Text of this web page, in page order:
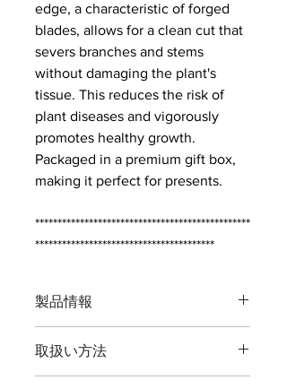
edge, a characteristic of forged
blades, allows for a clean cut that
severs branches and stems
without damaging the plant's
tissue. This reduces the risk of
plant diseases and vigorously
promotes healthy growth.
Packaged in a premium gift box,
making it perfect for presents.
************************************************
****************************************
製品情報
全長：約２００ミリ
重量：約１８０グラム
取扱い方法